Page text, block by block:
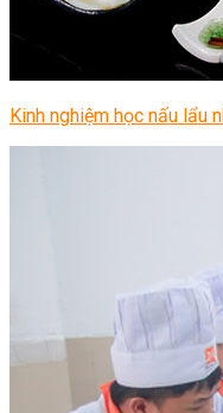
Kinh nghiệm học nấu lẩu